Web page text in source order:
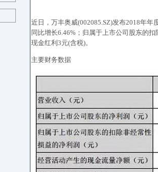
近日，万丰奥威(002085.SZ)发布2018年
同比增长6.46%；归属于上市公司股东的
现金红利3元(含税)。
主要财务数据